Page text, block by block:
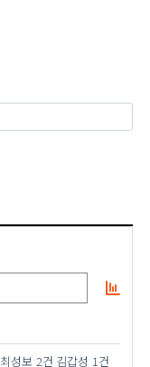
최성보 2건 김갑성 1건